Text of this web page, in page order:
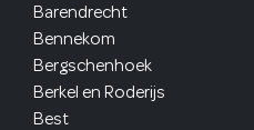
Barendrecht
Bennekom
Bergschenhoek
Berkel en Roderijs
Best